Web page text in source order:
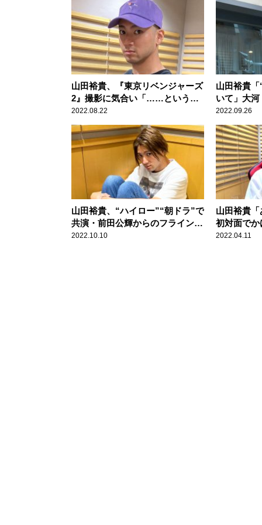
山田裕貴、『東京リベンジャーズ
2』撮影に気合い「……というこ
とは、クランクインしました！」
2022.08.22
山田裕貴
いて」大
送られた
2022.09.26
山田裕貴、“ハイロー”“朝ドラ”で
共演・前田公輝からのフライング
報告に「いや、違うかすら分から
2022.10.10
山田裕貴
初対面で
「キュンで
2022.04.11